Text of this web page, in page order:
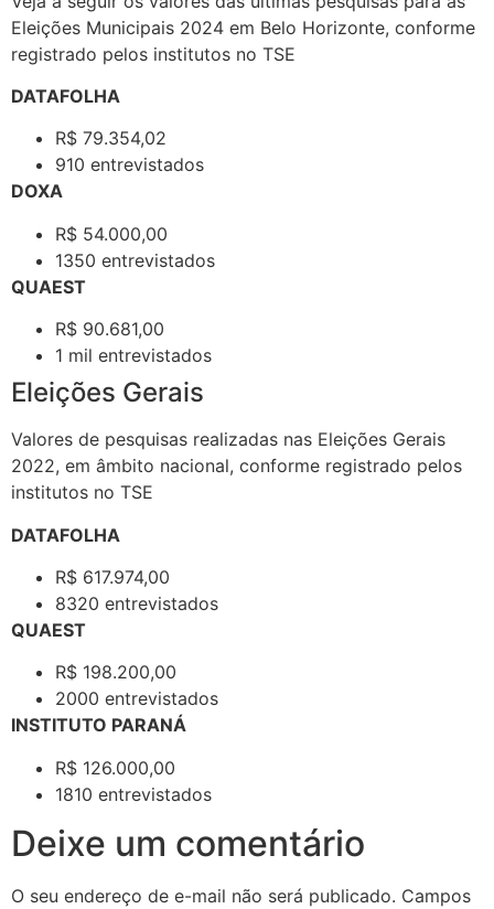
Eleições Municipais 2024 em Belo Horizonte, conforme
registrado pelos institutos no TSE
DATAFOLHA
R$ 79.354,02
910 entrevistados
DOXA
R$ 54.000,00
1350 entrevistados
QUAEST
R$ 90.681,00
1 mil entrevistados
Eleições Gerais
Valores de pesquisas realizadas nas Eleições Gerais
2022, em âmbito nacional, conforme registrado pelos
institutos no TSE
DATAFOLHA
R$ 617.974,00
8320 entrevistados
QUAEST
R$ 198.200,00
2000 entrevistados
INSTITUTO PARANÁ
R$ 126.000,00
1810 entrevistados
Deixe um comentário
O seu endereço de e-mail não será publicado. Campos